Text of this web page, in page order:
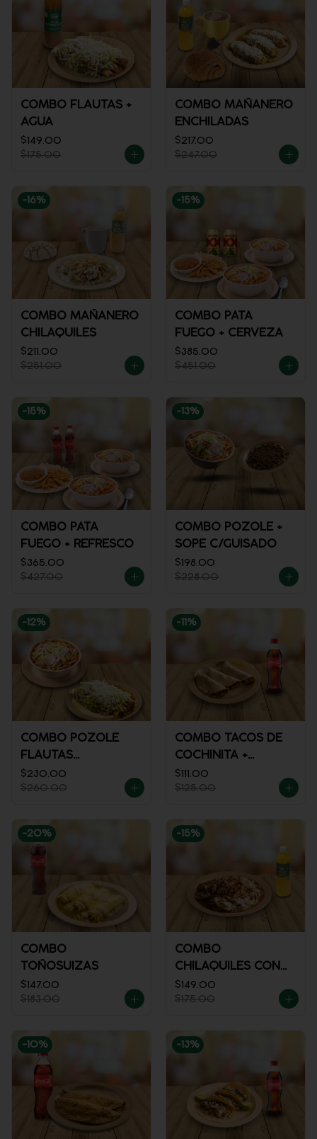
COMBO FLAUTAS +
AGUA
$149.00
$175.00
COMBO MAÑANERO
ENCHILADAS
$217.00
$247.00
-16%
COMBO MAÑANERO
CHILAQUILES
$211.00
$251.00
-15%
COMBO PATA
FUEGO + CERVEZA
$385.00
$451.00
-15%
COMBO PATA
FUEGO + REFRESCO
$365.00
$427.00
-13%
COMBO POZOLE +
SOPE C/GUISADO
$198.00
$228.00
-12%
COMBO POZOLE
FLAUTAS
AHOGADAS
$230.00
$260.00
-11 %
COMBO TACOS DE
COCHINITA +
REFRESCO
$111.00
$125.00
-20%
COMBO
TOÑOSUIZAS
$147.00
$183.00
-15%
COMBO
CHILAQUILES CON
MACIZA + JUGO DE
NARANJA
$149.00
$175.00
-10% -13%